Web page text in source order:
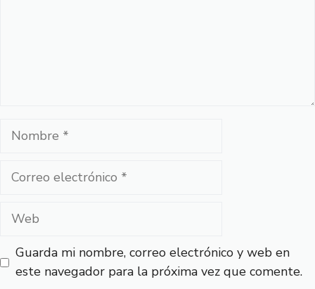
Nombre
Correo
Web
Guarda mi nombre, correo electrónico y web en
este navegador para la próxima vez que comente.